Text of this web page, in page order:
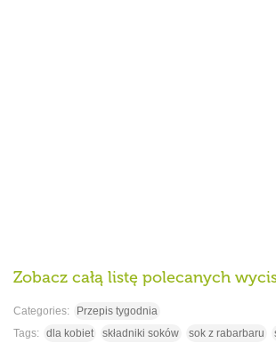
Zobacz całą listę polecanych
Categories:
Przepis tygodnia
Tags: dla kobiet składniki soków sok z rabarbaru